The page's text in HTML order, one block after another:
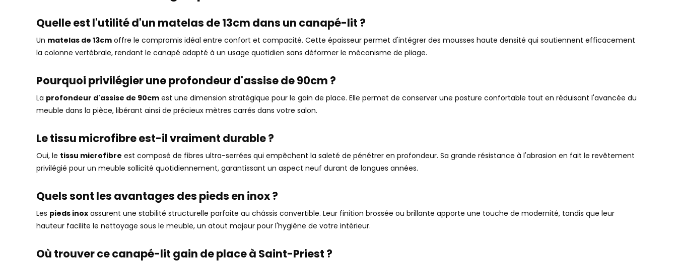
Quelle est l'utilité d'un matelas de 13cm dans un canapé-lit ?
Un matelas de 13cm offre le compromis idéal entre confort et compacité. Cette épaisseur permet d'intégrer des mousses haute densité qui soutiennent efficacement
la colonne vertébrale, rendant le canapé adapté à un usage quotidien sans déformer le mécanisme de pliage.
Pourquoi privilégier une profondeur d'assise de 90cm ?
La profondeur d'assise de 90cm est une dimension stratégique pour le gain de place. Elle permet de conserver une posture confortable tout en réduisant l'avancée du
meuble dans la pièce, libérant ainsi de précieux mètres carrés dans votre salon.
Le tissu microfibre est-il vraiment durable ?
Oui, le tissu microfibre est composé de fibres ultra-serrées qui empêchent la saleté de pénétrer en profondeur. Sa grande résistance à l'abrasion en fait le revêtement
privilégié pour un meuble sollicité quotidiennement, garantissant un aspect neuf durant de longues années.
Quels sont les avantages des pieds en inox ?
Les pieds inox assurent une stabilité structurelle parfaite au châssis convertible. Leur finition brossée ou brillante apporte une touche de modernité, tandis que leur
hauteur facilite le nettoyage sous le meuble, un atout majeur pour l'hygiène de votre intérieur.
Où trouver ce canapé-lit gain de place à Saint-Priest ?